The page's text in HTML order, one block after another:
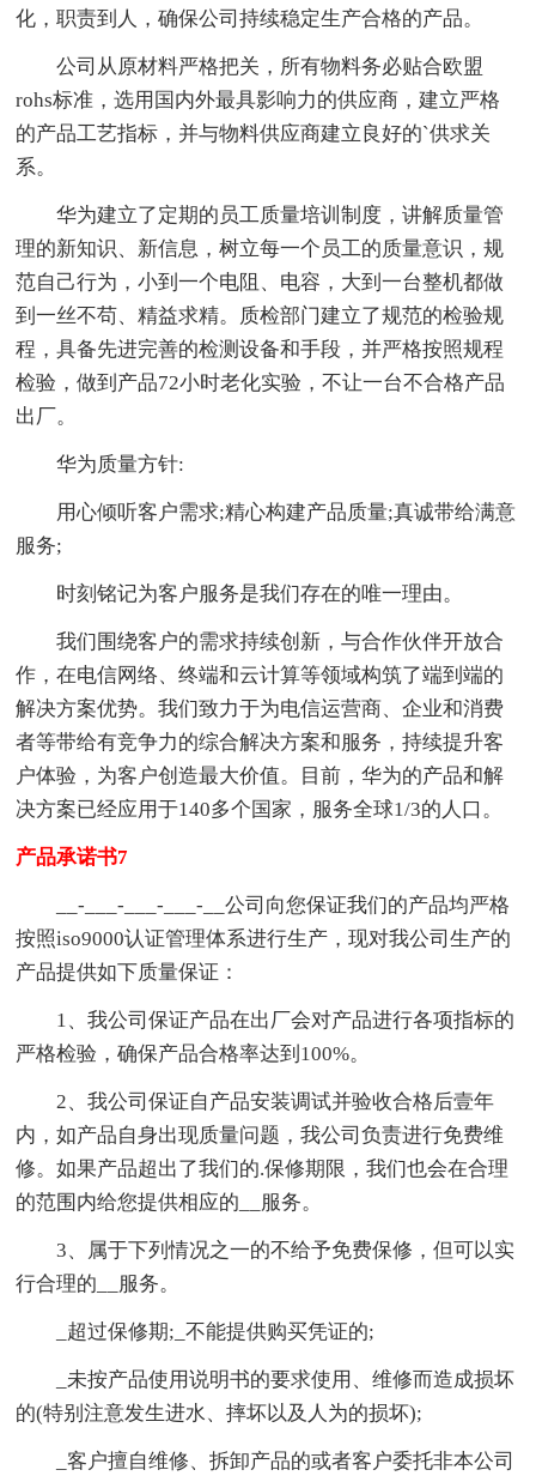
化，职责到人，确保公司持续稳定生产合格的产品。
公司从原材料严格把关，所有物料务必贴合欧盟
rohs标准，选用国内外最具影响力的供应商，建立严格
的产品工艺指标，并与物料供应商建立良好的`供求关
系。
华为建立了定期的员工质量培训制度，讲解质量管
理的新知识、新信息，树立每一个员工的质量意识，规
范自己行为，小到一个电阻、电容，大到一台整机都做
到一丝不苟、精益求精。质检部门建立了规范的检验规
程，具备先进完善的检测设备和手段，并严格按照规程
检验，做到产品72小时老化实验，不让一台不合格产品
出厂。
华为质量方针:
用心倾听客户需求;精心构建产品质量;真诚带给满意
服务;
时刻铭记为客户服务是我们存在的唯一理由。
我们围绕客户的需求持续创新，与合作伙伴开放合
作，在电信网络、终端和云计算等领域构筑了端到端的
解决方案优势。我们致力于为电信运营商、企业和消费
者等带给有竞争力的综合解决方案和服务，持续提升客
户体验，为客户创造最大价值。目前，华为的产品和解
决方案已经应用于140多个国家，服务全球1/3的人口。
产品承诺书7
__-___-___-___-__公司向您保证我们的产品均严格
按照iso9000认证管理体系进行生产，现对我公司生产的
产品提供如下质量保证：
1、我公司保证产品在出厂会对产品进行各项指标的
严格检验，确保产品合格率达到100%。
2、我公司保证自产品安装调试并验收合格后壹年
内，如产品自身出现质量问题，我公司负责进行免费维
修。如果产品超出了我们的.保修期限，我们也会在合理
的范围内给您提供相应的__服务。
3、属于下列情况之一的不给予免费保修，但可以实
行合理的__服务。
_超过保修期;_不能提供购买凭证的;
_未按产品使用说明书的要求使用、维修而造成损坏
的(特别注意发生进水、摔坏以及人为的损坏);
_客户擅自维修、拆卸产品的或者客户委托非本公司